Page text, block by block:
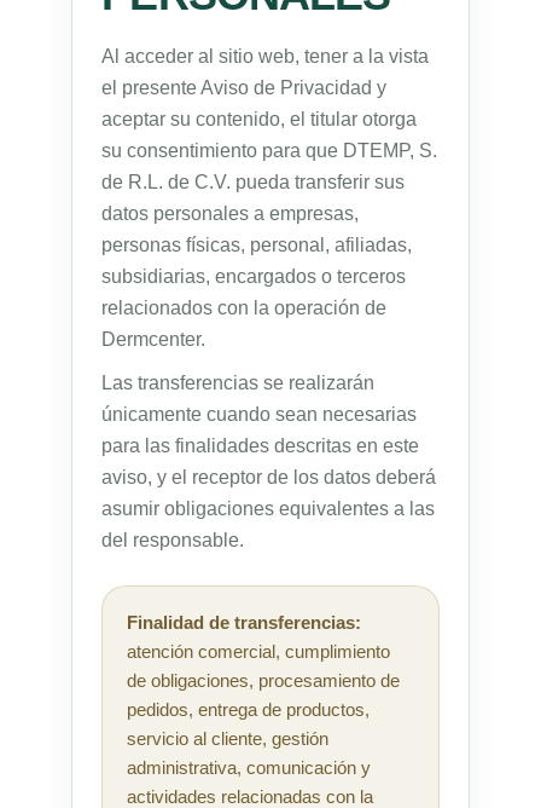
Al acceder al sitio web, tener a la vista
el presente Aviso de Privacidad y
aceptar su contenido, el titular otorga
su consentimiento para que DTEMP, S.
de R.L. de C.V. pueda transferir sus
datos personales a empresas,
personas físicas, personal, afiliadas,
subsidiarias, encargados o terceros
relacionados con la operación de
Dermcenter.
Las transferencias se realizarán
únicamente cuando sean necesarias
para las finalidades descritas en este
aviso, y el receptor de los datos deberá
asumir obligaciones equivalentes a las
del responsable.
Finalidad de transferencias:
atención comercial, cumplimiento
de obligaciones, procesamiento de
pedidos, entrega de productos,
servicio al cliente, gestión
administrativa, comunicación y
actividades relacionadas con la